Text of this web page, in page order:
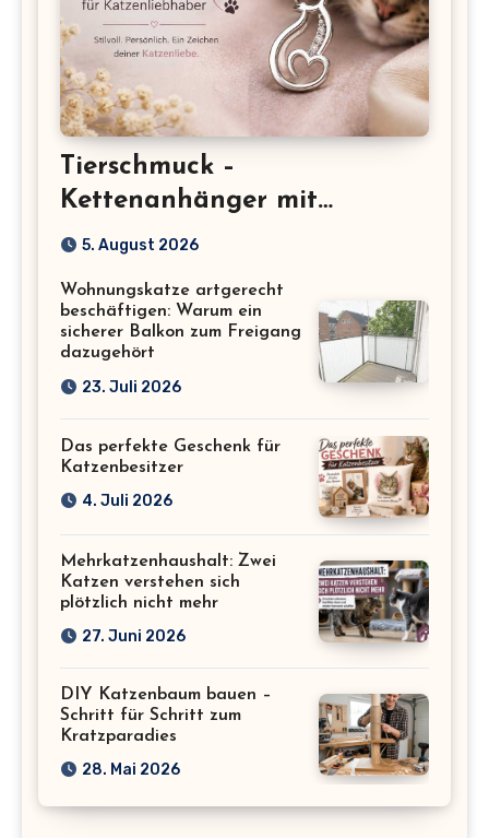
Tierschmuck –
Kettenanhänger mit
Katzenmotiv für
5. August 2026
Wohnungskatze artgerecht
beschäftigen: Warum ein
sicherer Balkon zum Freigang
dazugehört
23. Juli 2026
Das perfekte Geschenk für
Katzenbesitzer
4. Juli 2026
Mehrkatzenhaushalt: Zwei
Katzen verstehen sich
plötzlich nicht mehr
27. Juni 2026
DIY Katzenbaum bauen –
Schritt für Schritt zum
Kratzparadies
28. Mai 2026